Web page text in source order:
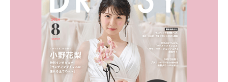
ング診断」か、体験型 […]
続きを読む